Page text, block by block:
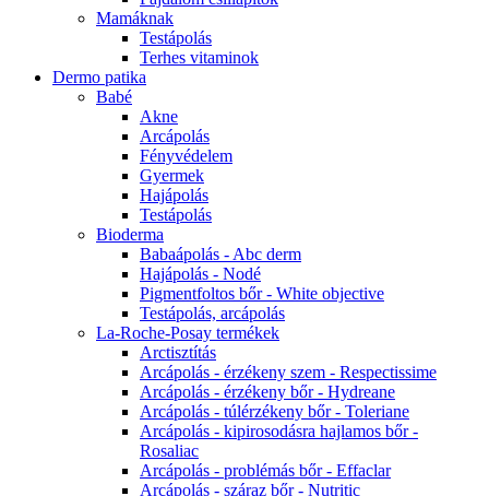
Mamáknak
Testápolás
Terhes vitaminok
Dermo patika
Babé
Akne
Arcápolás
Fényvédelem
Gyermek
Hajápolás
Testápolás
Bioderma
Babaápolás - Abc derm
Hajápolás - Nodé
Pigmentfoltos bőr - White objective
Testápolás, arcápolás
La-Roche-Posay termékek
Arctisztítás
Arcápolás - érzékeny szem - Respectissime
Arcápolás - érzékeny bőr - Hydreane
Arcápolás - túlérzékeny bőr - Toleriane
Arcápolás - kipirosodásra hajlamos bőr -
Rosaliac
Arcápolás - problémás bőr - Effaclar
Arcápolás - száraz bőr - Nutritic